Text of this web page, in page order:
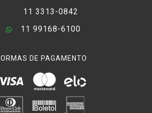
11 3313-0842
11 99168-6100
DE PAGAMENTO